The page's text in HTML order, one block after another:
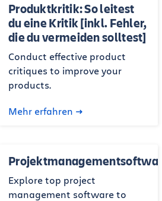
Produktkritik: So leitest
du eine Kritik [inkl. Fehler,
die du vermeiden solltest]
Conduct effective product
critiques to improve your
products.
Mehr erfahren
Projektmanagementsoftware
Explore top project
management software to